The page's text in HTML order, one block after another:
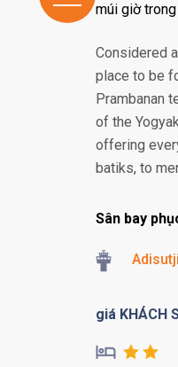
múi giờ
Considered
place to be
Prambanan
of the
offering
batiks, to
Sân bay
giá KHÁCH